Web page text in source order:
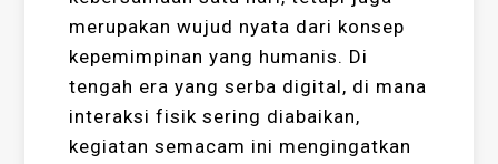
merupakan wujud nyata dari konsep
kepemimpinan yang humanis. Di
tengah era yang serba digital, di mana
interaksi fisik sering diabaikan,
kegiatan semacam ini mengingatkan